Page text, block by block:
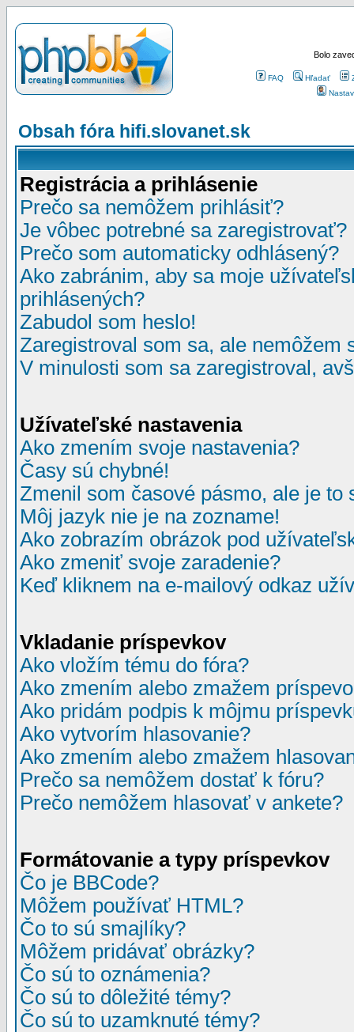
Bolo
FAQ Hľadať
Obsah fóra hifi.slovanet.sk
Registrácia a prihlásenie
Prečo sa nemôžem prihlásiť?
Je vôbec potrebné sa zaregistrovať?
Prečo som automaticky odhlásený?
Ako zabránim, aby sa moje
prihlásených?
Zabudol som heslo!
Zaregistroval som sa, ale nemôžem
V minulosti som sa zaregistroval,
Užívateľské nastavenia
Ako zmením svoje nastavenia?
Časy sú chybné!
Zmenil som časové pásmo, ale je to
Môj jazyk nie je na zozname!
Ako zobrazím obrázok pod
Ako zmeniť svoje zaradenie?
Keď kliknem na e-mailový odkaz
Vkladanie príspevkov
Ako vložím tému do fóra?
Ako zmením alebo zmažem
Ako pridám podpis k môjmu
Ako vytvorím hlasovanie?
Ako zmením alebo zmažem
Prečo sa nemôžem dostať k fóru?
Prečo nemôžem hlasovať v ankete?
Formátovanie a typy príspevkov
Čo je BBCode?
Môžem používať HTML?
Čo to sú smajlíky?
Môžem pridávať obrázky?
Čo sú to oznámenia?
Čo sú to dôležité témy?
Čo sú to uzamknuté témy?